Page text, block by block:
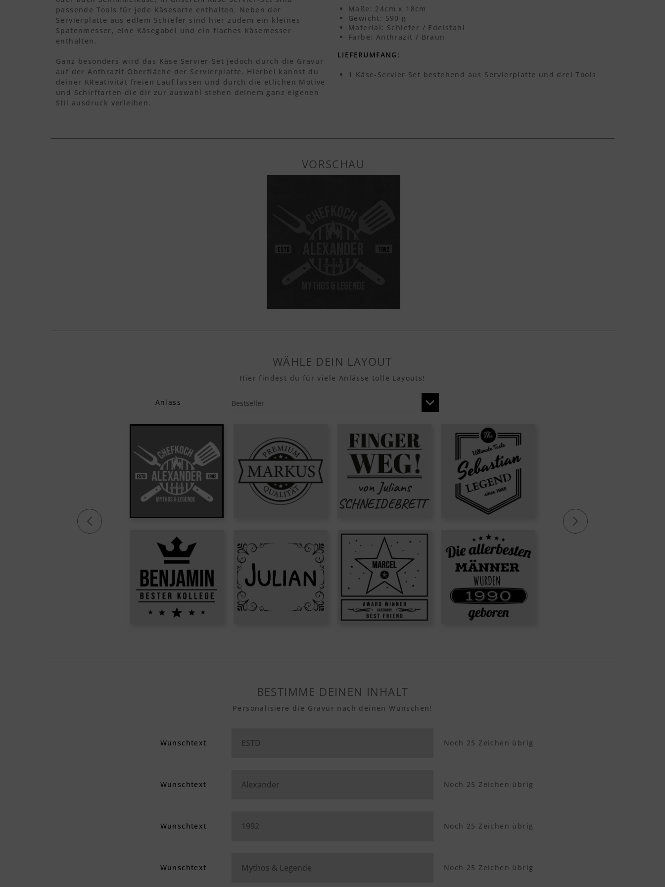
passende Tools für jede Käsesorte enthalten. Neben der
Servierplatte aus edlem Schiefer sind hier zudem ein kleines
Spatenmesser, eine Käsegabel und ein flaches Käsemesser
enthalten.
Ganz besonders wird das Käse Servier-Set jedoch durch die Gravur
auf der Anthrazit Oberfläche der Servierplatte. Hierbei kannst du
deiner KReativität freien Lauf lassen und durch die etlichen Motive
und Schirftarten die dir zur auswahl stehen deinem ganz eigenen
Stil ausdruck verleihen.
Maße: 24cm x 18cm
Gewicht: 590 g
Material: Schiefer / Edelstahl
Farbe: Anthrazit / Braun
LIEFERUMFANG:
1 Käse-Servier Set bestehend aus Servierplatte und drei Tools
VORSCHAU
WÄHLE DEIN LAYOUT
Hier findest du für viele Anlässe tolle Layouts!
Anlass
BESTIMME DEINEN INHALT
Personalisiere die Gravur nach deinen Wünschen!
Wunschtext Noch 25 Zeichen übrig
Wunschtext Noch 25 Zeichen übrig
Wunschtext Noch 25 Zeichen übrig
Wunschtext Noch 25 Zeichen übrig